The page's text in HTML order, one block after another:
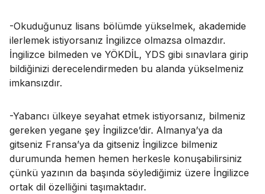
-Okuduğunuz lisans bölümde yükselmek, akademide
ilerlemek istiyorsanız İngilizce olmazsa olmazdır.
İngilizce bilmeden ve YÖKDİL, YDS gibi sınavlara girip
bildiğinizi derecelendirmeden bu alanda yükselmeniz
imkansızdır.
-Yabancı ülkeye seyahat etmek istiyorsanız, bilmeniz
gereken yegane şey İngilizce’dir. Almanya’ya da
gitseniz Fransa’ya da gitseniz İngilizce bilmeniz
durumunda hemen hemen herkesle konuşabilirsiniz
çünkü yazının da başında söylediğimiz üzere İngilizce
ortak dil özelliğini taşımaktadır.